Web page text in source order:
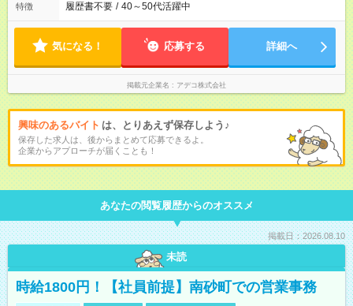
特徴 履歴書不要 / 40～50代活躍中
気になる！ 応募する 詳細へ
掲載元企業名 アデコ株式会社
興味のあるバイト は、とりあえず保存しよう♪
保存した求人は、後からまとめて応募できるよ。
企業からアプローチが届くことも！
あなたの閲覧履歴からのオススメ
掲載日：2026.08.10
未読
時給1800円！【社員前提】南砂町での営業事務